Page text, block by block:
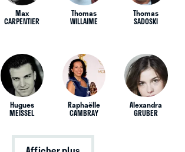
Max
CARPENTIER
Thomas
WILLAIME
Thomas
SADOSKI
Hugues
MEISSEL
Raphaëlle
CAMBRAY
Alexandra
GRUBER